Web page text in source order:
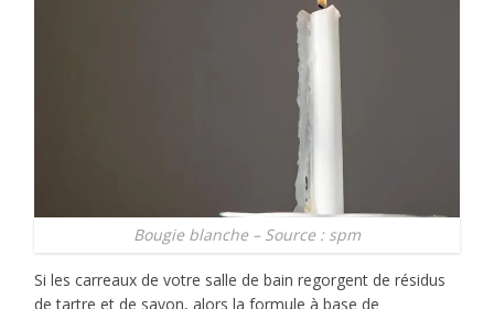
Bougie blanche – Source : spm
Si les carreaux de votre salle de bain regorgent de résidus
de tartre et de savon, alors la formule à base de